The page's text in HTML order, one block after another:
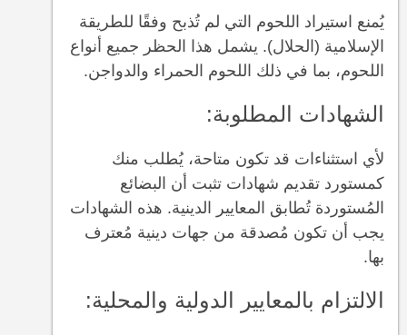
يُمنع استيراد اللحوم التي لم تُذبح وفقًا للطريقة
الإسلامية (الحلال). يشمل هذا الحظر جميع أنواع
اللحوم، بما في ذلك اللحوم الحمراء والدواجن.
الشهادات المطلوبة:
لأي استثناءات قد تكون متاحة، يُطلب منك
كمستورد تقديم شهادات تثبت أن البضائع
المُستوردة تُطابق المعايير الدينية. هذه الشهادات
يجب أن تكون مُصدقة من جهات دينية مُعترف
بها.
الالتزام بالمعايير الدولية والمحلية: